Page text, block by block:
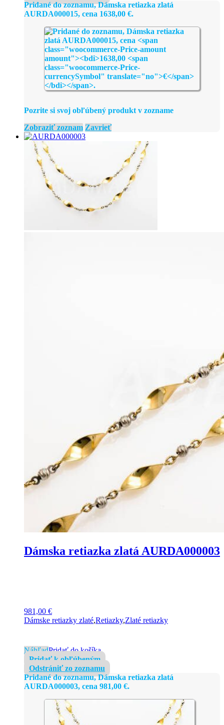
Pridané do zoznamu, Dámska retiazka zlatá
AURDA000015, cena 1638,00 €.
Pozrite si svoj obľúbený produkt v zozname
Zobraziť zoznam Zavrieť
Dámska retiazka zlatá AURDA000003
981,00 €
Dámske retiazky zlaté,Retiazky,Zlaté retiazky
NáhľadPridať do košíka
Pridať k obľúbeným
Odstrániť zo zoznamu
Pridané do zoznamu, Dámska retiazka zlatá
AURDA000003, cena 981,00 €.